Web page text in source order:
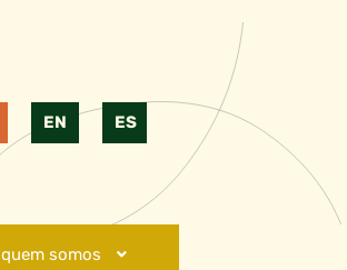
EN ES
quem somos